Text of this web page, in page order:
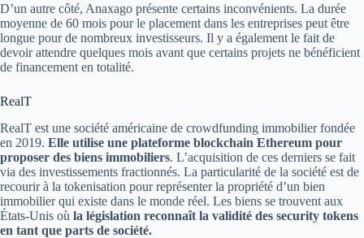
D’un autre côté, Anaxago présente certains inconvénients. La durée
moyenne de 60 mois pour le placement dans les entreprises peut être
longue pour de nombreux investisseurs. Il y a également le fait de
devoir attendre quelques mois avant que certains projets ne bénéficient
de financement en totalité.
RealT
RealT est une société américaine de crowdfunding immobilier fondée
en 2019. Elle utilise une plateforme blockchain Ethereum pour
proposer des biens immobiliers. L’acquisition de ces derniers se fait
via des investissements fractionnés. La particularité de la société est de
recourir à la tokenisation pour représenter la propriété d’un bien
immobilier qui existe dans le monde réel. Les biens se trouvent aux
États-Unis où la législation reconnaît la validité des security tokens
en tant que parts de société.